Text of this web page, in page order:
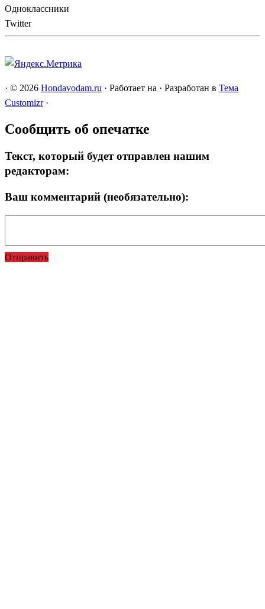
Одноклассники
Twitter
· © 2026 Hondavodam.ru · Работает на · Разработан в Тема
Customizr ·
Сообщить об опечатке
Текст, который будет отправлен нашим
редакторам:
Ваш комментарий (необязательно):
Отправить